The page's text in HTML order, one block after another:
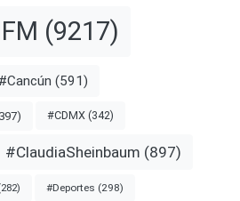
(9217)
#Cancún (591)
#CDMX (342)
#ClaudiaSheinbaum (897)
#Deportes (298)